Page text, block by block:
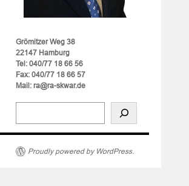
Grömitzer Weg 38
22147 Hamburg
Tel: 040/77 18 66 56
Fax: 040/77 18 66 57
Mail: ra@ra-skwar.de
Proudly powered by WordPress.